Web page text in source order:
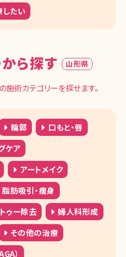
したい
ら探す 山形県
施術カテゴリーを探せます。
輪郭
口もと・唇
ケア
アートメイク
脂肪吸引・痩身
ゥー除去
婦人科形成
その他の治療
）